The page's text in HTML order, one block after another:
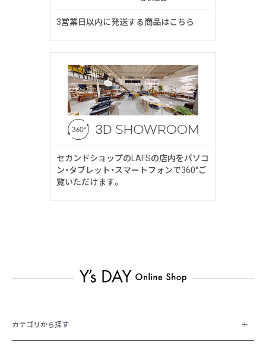
3営業日以内に発送する商品はこちら
セカンドショップのLAFSの店内をパソコ
ン・タブレット・スマートフォンで360°ご
覧いただけます。
カテゴリから探す